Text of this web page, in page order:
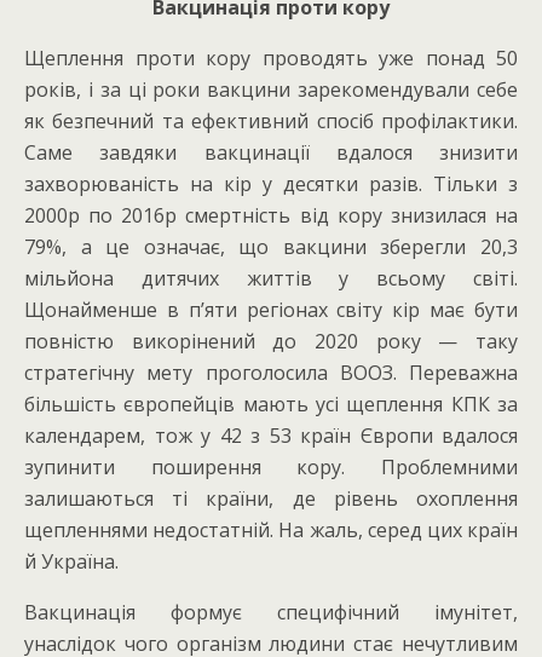
Вакцинація проти кору
Щеплення проти кору проводять уже понад 50
років, і за ці роки вакцини зарекомендували себе
як безпечний та ефективний спосіб профілактики.
Саме завдяки вакцинації вдалося знизити
захворюваність на кір у десятки разів. Тільки з
2000р по 2016р смертність від кору знизилася на
79%, а це означає, що вакцини зберегли 20,3
мільйона дитячих життів у всьому світі.
Щонайменше в п’яти регіонах світу кір має бути
повністю викорінений до 2020 року — таку
стратегічну мету проголосила ВООЗ. Переважна
більшість європейців мають усі щеплення КПК за
календарем, тож у 42 з 53 країн Європи вдалося
зупинити поширення кору. Проблемними
залишаються ті країни, де рівень охоплення
щепленнями недостатній. На жаль, серед цих країн
й Україна.
Вакцинація формує специфічний імунітет,
унаслідок чого організм людини стає нечутливим